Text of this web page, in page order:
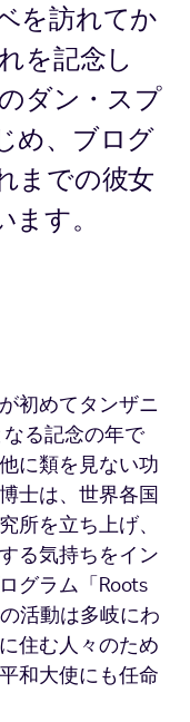
を訪れてか
を記念し
ダン・スプ
め、ブログ
までの彼女
す。
初めてタンザニ
る記念の年で
に類を見ない功
士は、世界各国
所を立ち上げ、
る気持ちをイン
グラム「Roots
活動は多岐にわ
住む人々のため
和大使にも任命